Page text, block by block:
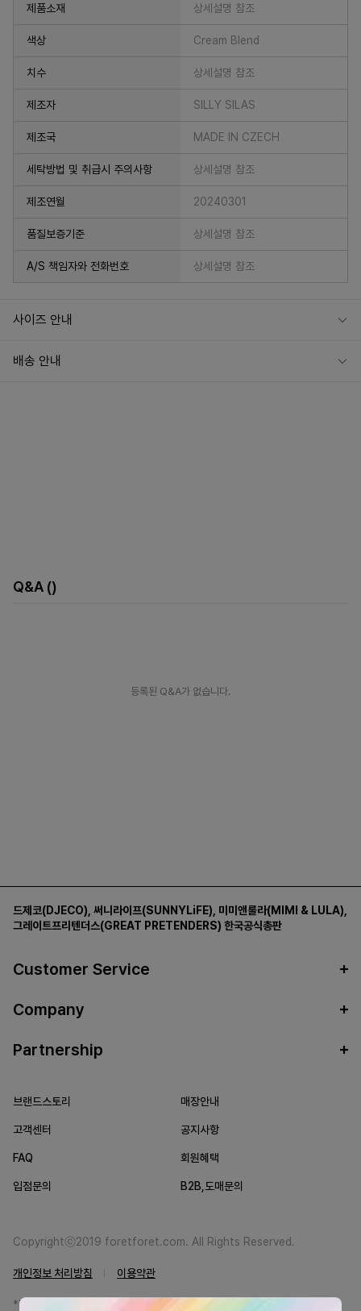
제품소재 상세설명 참조
색상 Cream Blend
치수 상세설명 참조
제조자 SILLY SILAS
제조국 MADE IN CZECH
세탁방법 및 취급시 주의사항 상세설명 참조
제조연월 20240301
품질보증기준 상세설명 참조
A/S 책임자와 전화번호 상세설명 참조
사이즈 안내
배송 안내
Q&A ()
등록된 Q&A가 없습니다.
드제코(DJECO) 써니라이프(SUNNYLiFE) 미미앤룰라(MIMI & LULA)
그레이트프리텐더스(GREAT PRETENDERS) 한국공식총판
Customer Service
Company
Partnership
브랜드스토리 매장안내
고객센터 공지사항
FAQ 회원혜택
입점문의 B2B,도매문의
Copyrightⓒ2019 foretforet.com. All Rights Reserved.
개인정보 처리방침 이용약관
*FORETFORET에서는 브랜드 본사와의 직거래를 통한 정품만을 취급합니